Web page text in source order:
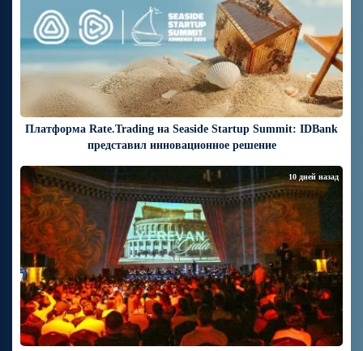
Платформа Rate.Trading на Seaside Startup Summit: IDBank
представил инновационное решение
10 дней назад